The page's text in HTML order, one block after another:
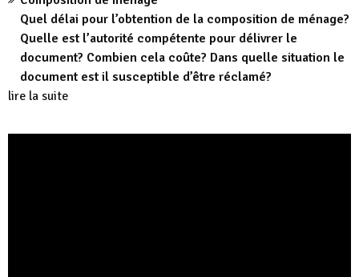
Quel délai pour l’obtention de la composition de ménage?
Quelle est l’autorité compétente pour délivrer le
document? Combien cela coûte? Dans quelle situation le
document est il susceptible d’être réclamé?
lire la suite